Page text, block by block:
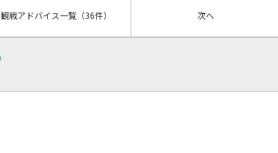
観戦アドバイス一覧 （36件） 次へ